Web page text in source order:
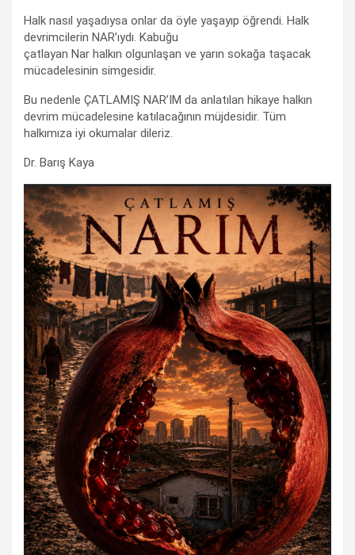
Halk nasıl yaşadıysa onlar da öyle yaşayıp öğrendi. Halk
devrimcilerin NAR’ıydı. Kabuğu
çatlayan Nar halkın olgunlaşan ve yarın sokağa taşacak
mücadelesinin simgesidir.
Bu nedenle ÇATLAMIŞ NAR’IM da anlatılan hikaye halkın
devrim mücadelesine katılacağının müjdesidir. Tüm
halkımıza iyi okumalar dileriz.
Dr. Barış Kaya